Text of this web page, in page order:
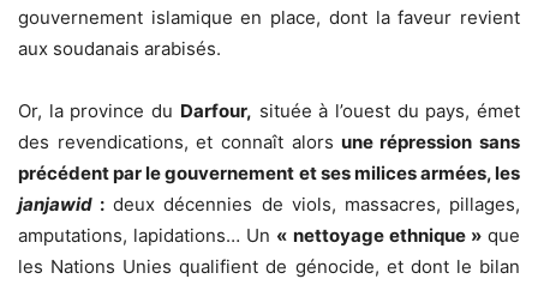
gouvernement islamique en place, dont la faveur revient
aux soudanais arabisés.
Or, la province du Darfour, située à l’ouest du pays, émet
des revendications, et connaît alors une répression sans
précédent par le gouvernement et ses milices armées, les
janjawid : deux décennies de viols, massacres, pillages,
amputations, lapidations… Un « nettoyage ethnique »que
les Nations Unies qualifient de génocide, et dont le bilan